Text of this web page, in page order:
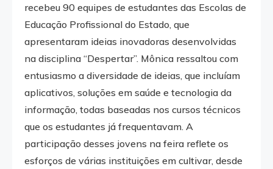
recebeu 90 equipes de estudantes das Escolas de
Educação Profissional do Estado, que
apresentaram ideias inovadoras desenvolvidas
na disciplina “Despertar”. Mônica ressaltou com
entusiasmo a diversidade de ideias, que incluíam
aplicativos, soluções em saúde e tecnologia da
informação, todas baseadas nos cursos técnicos
que os estudantes já frequentavam. A
participação desses jovens na feira reflete os
esforços de várias instituições em cultivar, desde